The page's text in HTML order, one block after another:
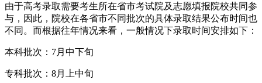
由于高考录取需要考生所在省市考试院及志愿填报院校共同参
与，因此，院校在各省市不同批次的具体录取结果公布时间也
不同。而根据往年情况来看，一般情况下录取时间安排如下：
本科批次：7月中下旬
专科批次：8月上中旬